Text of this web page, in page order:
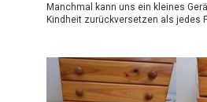
Manchmal kann uns ein kleines
Kindheit zurückversetzen als jedes